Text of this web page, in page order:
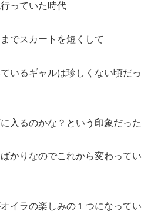
っていた時代
でスカートを短くして
いるギャルは珍しくない頃だっ
入るのかな？という印象だった
かりなのでこれから変わってい
イラの楽しみの１つになってい